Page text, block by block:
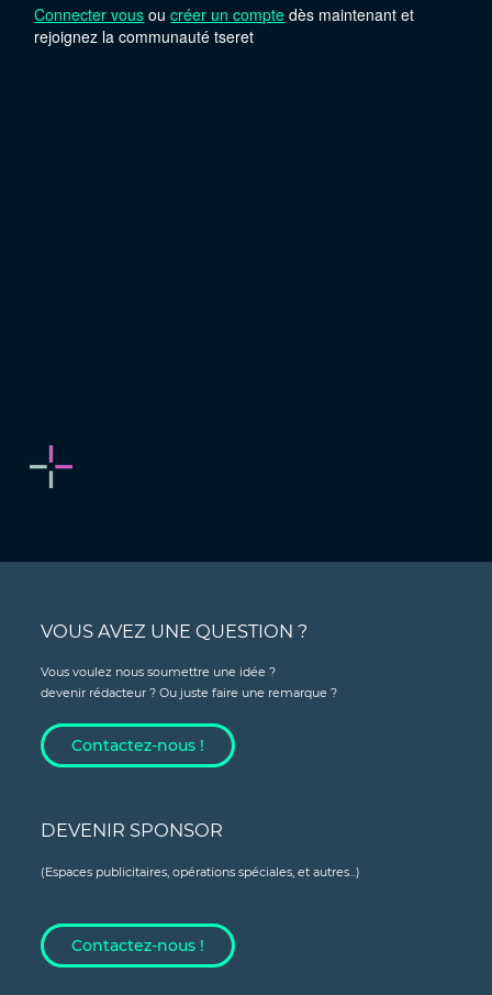
Connecter vous oucréer un compte dès maintenant et
rejoignez la communauté tseret
VOUS AVEZ UNE QUESTION ?
Vous voulez nous soumettre une idée ?
devenir rédacteur ? Ou juste faire une remarque ?
Contactez-nous !
DEVENIR SPONSOR
(Espaces publicitaires, opérations spéciales, et autres...)
Contactez-nous !